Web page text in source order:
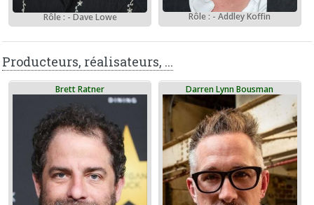
Rôle : - Dave Lowe Rôle : - Addley Koffin
Producteurs, réalisateurs, ...
Brett Ratner Darren Lynn Bousman